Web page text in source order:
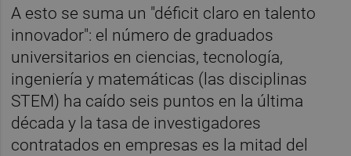
A esto se suma un "déficit claro en talento
innovador": el número de graduados
universitarios en ciencias, tecnología,
ingeniería y matemáticas (las disciplinas
STEM) ha caído seis puntos en la última
década y la tasa de investigadores
contratados en empresas es la mitad del